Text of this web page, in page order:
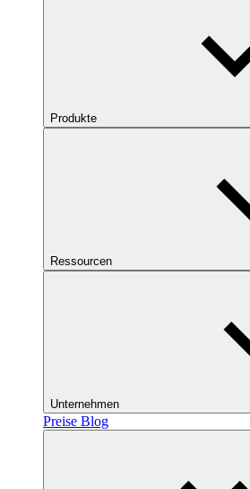
Produkte
Ressourcen
Unternehmen
Preise Blog